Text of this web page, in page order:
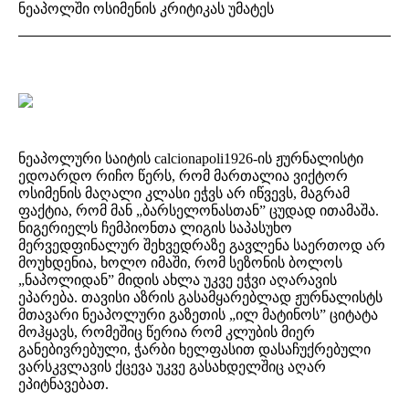
ნეაპოლში ოსიმენის კრიტიკას უმატეს
ნეაპოლური საიტის calcionapoli1926-ის ჟურნალისტი
ედოარდო რიჩო წერს, რომ მართალია ვიქტორ
ოსიმენის მაღალი კლასი ეჭვს არ იწვევს, მაგრამ
ფაქტია, რომ მან „ბარსელონასთან” ცუდად ითამაშა.
ნიგერიელს ჩემპიონთა ლიგის საპასუხო
მერვედფინალურ შეხვედრაზე გავლენა საერთოდ არ
მოუხდენია, ხოლო იმაში, რომ სეზონის ბოლოს
„ნაპოლიდან” მიდის ახლა უკვე ეჭვი აღარავის
ეპარება. თავისი აზრის გასამყარებლად ჟურნალისტს
მთავარი ნეაპოლური გაზეთის „ილ მატინოს” ციტატა
მოჰყავს, რომეშიც წერია რომ კლუბის მიერ
განებივრებული, ჭარბი ხელფასით დასაჩუქრებული
ვარსკვლავის ქცევა უკვე გასახდელშიც აღარ
ეპიტნავებათ.